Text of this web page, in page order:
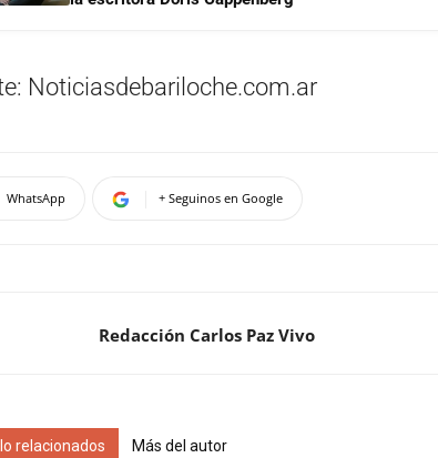
Noticiasdebariloche.com.ar
WhatsApp + Seguinos en Google
Redacción Carlos Paz Vivo
relacionados Más del autor